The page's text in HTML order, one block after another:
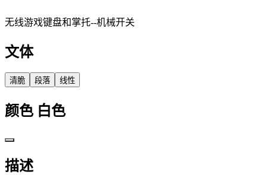
无线游戏键盘和掌托--机械开关
文体
清脆 段落 线性
颜色 白色
描述